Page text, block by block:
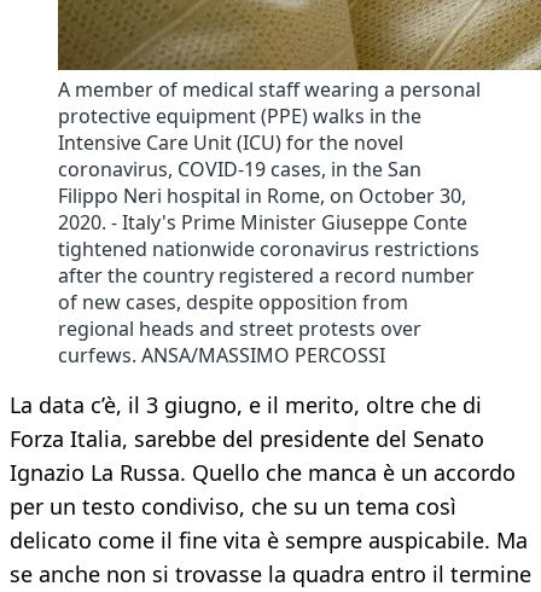
A member of medical staff wearing a personal
protective equipment (PPE) walks in the
Intensive Care Unit (ICU) for the novel
coronavirus, COVID-19 cases, in the San
Filippo Neri hospital in Rome, on October 30,
2020. - Italy's Prime Minister Giuseppe Conte
tightened nationwide coronavirus restrictions
after the country registered a record number
of new cases, despite opposition from
regional heads and street protests over
curfews. ANSA/MASSIMO PERCOSSI
La data c’è, il 3 giugno, e il merito, oltre che di
Forza Italia, sarebbe del presidente del Senato
Ignazio La Russa. Quello che manca è un accordo
per un testo condiviso, che su un tema così
delicato come il fine vita è sempre auspicabile. Ma
se anche non si trovasse la quadra entro il termine